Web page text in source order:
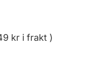
kr i frakt )